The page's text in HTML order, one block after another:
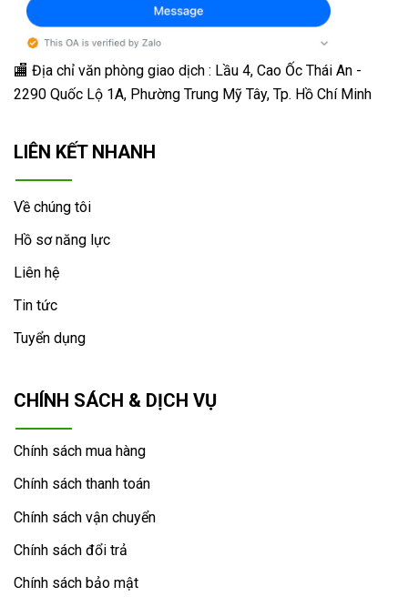
🏬 Địa chỉ văn phòng giao dịch : Lầu 4, Cao Ốc Thái An -
2290 Quốc Lộ 1A, Phường Trung Mỹ Tây, Tp. Hồ Chí Minh
LIÊN KẾT NHANH
Về chúng tôi
Hồ sơ năng lực
Liên hệ
Tin tức
Tuyển dụng
CHÍNH SÁCH & DỊCH VỤ
Chính sách mua hàng
Chính sách thanh toán
Chính sách vận chuyển
Chính sách đổi trả
Chính sách bảo mật